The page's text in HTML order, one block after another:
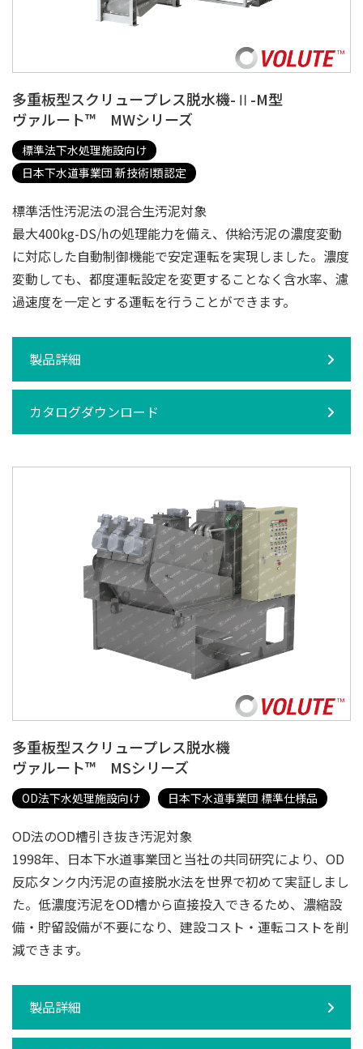
多重板型スクリュープレス脱水機-Ⅱ-M型
ヴァルート™ MWシリーズ
標準法下水処理施設向け
日本下水道事業団 新技術I類認定
標準活性汚泥法の混合生汚泥対象
最大400kg-DS/hの処理能力を備え、供給汚泥の濃度変動
に対応した自動制御機能で安定運転を実現しました。濃度
変動しても、都度運転設定を変更することなく含水率、濾
過速度を一定とする運転を行うことができます。
製品詳細
カタログダウンロード
多重板型スクリュープレス脱水機
ヴァルート™ MSシリーズ
OD法下水処理施設向け 日本下水道事業団 標準仕様品
OD法のOD槽引き抜き汚泥対象
1998年、日本下水道事業団と当社の共同研究により、OD
反応タンク内汚泥の直接脱水法を世界で初めて実証しまし
た。低濃度汚泥をOD槽から直接投入できるため、濃縮設
備・貯留設備が不要になり、建設コスト・運転コストを削
減できます。
製品詳細